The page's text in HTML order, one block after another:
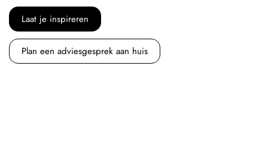
Laat je inspireren
Plan een adviesgesprek aan huis